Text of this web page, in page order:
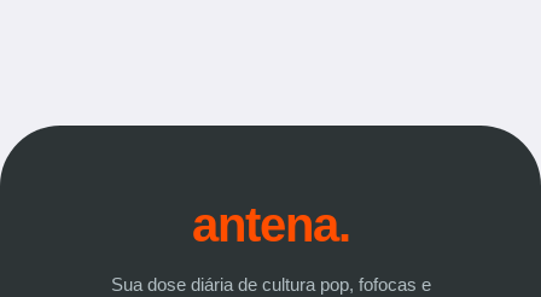
antena.
Sua dose diária de cultura pop, fofocas e